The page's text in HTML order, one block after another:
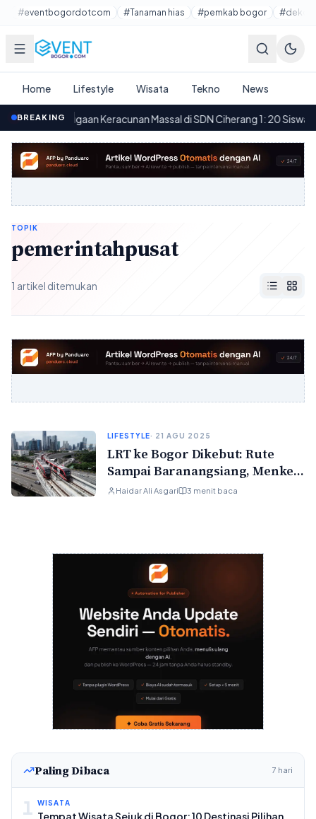
Lewati ke konten utama
#eventbogordotcom #Tanaman hias #pemkab bogor
Home Lifestyle Wisata Tekno News
BREAKING
09.09Dugaan Keracunan Massal di SDN Ciherang 1: 20 Siswa dan
TOPIK
pemerintahpusat
1 artikel ditemukan
LIFESTYLE· 21 AGU 2025
LRT ke Bogor Dikebut: Rute
Sampai Baranangsiang, Menkeu
Siapkan Skema Pinjaman
Haidar Ali Asgari 3 menit baca
Paling Dibaca 7 hari
1 WISATA
Tempat Wisata Sejuk di Bogor: 10 Destinasi Pilihan